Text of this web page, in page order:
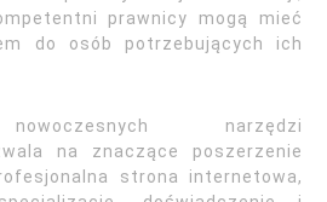
prawnicy mogą mieć
do osób potrzebujących ich
narzędzi
na znaczące poszerzenie
strona internetowa,